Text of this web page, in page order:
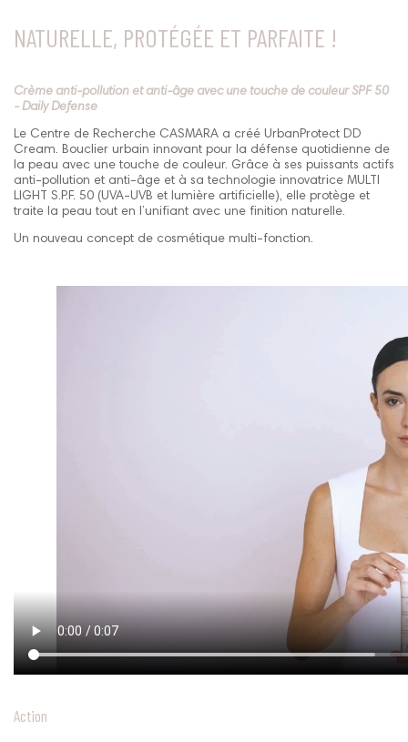
NATURELLE, PROTÉGÉE ET PARFAITE !
Crème anti-pollution et anti-âge avec une touche de couleur SPF 50
- Daily Defense
Le Centre de Recherche CASMARA a créé UrbanProtect DD
Cream. Bouclier urbain innovant pour la défense quotidienne de
la peau avec une touche de couleur. Grâce à ses puissants actifs
anti-pollution et anti-âge et à sa technologie innovatrice MULTI
LIGHT S.P.F. 50 (UVA-UVB et lumière artificielle), elle protège et
traite la peau tout en l’unifiant avec une finition naturelle.
Un nouveau concept de cosmétique multi-fonction.
Action